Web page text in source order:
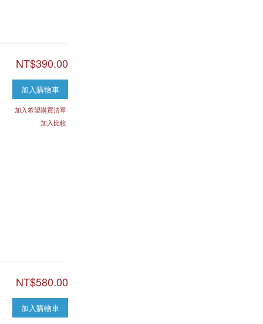
NT$390.00
加入購物車
加入希望購買清單
加入比較
NT$580.00
加入購物車